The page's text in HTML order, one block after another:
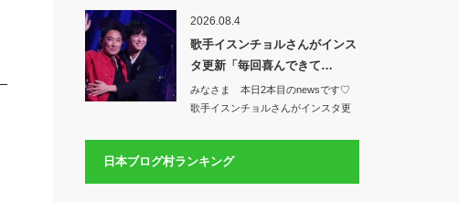
2026.08.4
歌手イスンチョルさんがインス
タ更新「毎回喜んできて…
みなさま 本日2本目のnewsです♡
歌手イスンチョルさんがインスタ更
日本ブログ村ランキング